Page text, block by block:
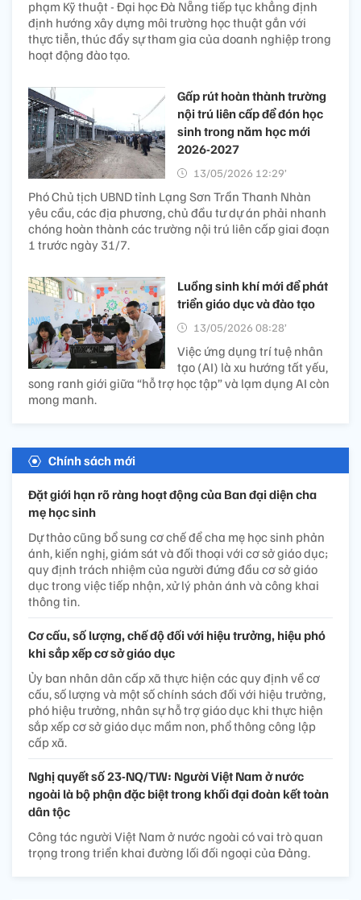
phạm Kỹ thuật - Đại học Đà Nẵng tiếp tục khẳng định
định hướng xây dựng môi trường học thuật gắn với
thực tiễn, thúc đẩy sự tham gia của doanh nghiệp trong
hoạt động đào tạo.
Gấp rút hoàn thành trường
nội trú liên cấp để đón học
sinh trong năm học mới
2026-2027
13/05/2026 12:29’
Phó Chủ tịch UBND tỉnh Lạng Sơn Trần Thanh Nhàn
yêu cầu, các địa phương, chủ đầu tư dự án phải nhanh
chóng hoàn thành các trường nội trú liên cấp giai đoạn
1 trước ngày 31/7.
Luồng sinh khí mới để phát
triển giáo dục và đào tạo
13/05/2026 08:28’
Việc ứng dụng trí tuệ nhân
tạo (AI) là xu hướng tất yếu,
song ranh giới giữa “hỗ trợ học tập” và lạm dụng AI còn
mong manh.
Chính sách mới
Đặt giới hạn rõ ràng hoạt động của Ban đại diện cha
mẹ học sinh
Dự thảo cũng bổ sung cơ chế để cha mẹ học sinh phản
ánh, kiến nghị, giám sát và đối thoại với cơ sở giáo dục;
quy định trách nhiệm của người đứng đầu cơ sở giáo
dục trong việc tiếp nhận, xử lý phản ánh và công khai
thông tin.
Cơ cấu, số lượng, chế độ đối với hiệu trưởng, hiệu phó
khi sắp xếp cơ sở giáo dục
Ủy ban nhân dân cấp xã thực hiện các quy định về cơ
cấu, số lượng và một số chính sách đối với hiệu trưởng,
phó hiệu trưởng, nhân sự hỗ trợ giáo dục khi thực hiện
sắp xếp cơ sở giáo dục mầm non, phổ thông công lập
cấp xã.
Nghị quyết số 23-NQ/TW: Người Việt Nam ở nước
ngoài là bộ phận đặc biệt trong khối đại đoàn kết toàn
dân tộc
Công tác người Việt Nam ở nước ngoài có vai trò quan
trọng trong triển khai đường lối đối ngoại của Đảng.